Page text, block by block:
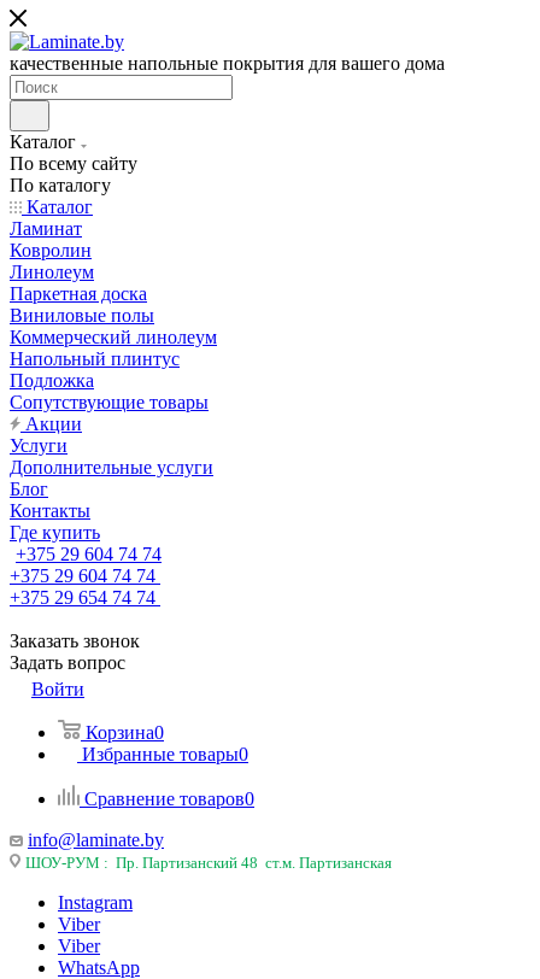
качественные напольные покрытия для вашего дома
Каталог
По всему сайту
По каталогу
Каталог
Ламинат
Ковролин
Линолеум
Паркетная доска
Виниловые полы
Коммерческий линолеум
Напольный плинтус
Подложка
Сопутствующие товары
Акции
Услуги
Дополнительные услуги
Блог
Контакты
Где купить
+375 29 604 74 74
+375 29 604 74 74
+375 29 654 74 74
Заказать звонок
Задать вопрос
Войти
Корзина0
Избранные товары0
Сравнение товаров0
info@laminate.by
ШОУ-РУМ : Пр. Партизанский 48 ст.м. Партизанская
Instagram
Viber
Viber
WhatsApp